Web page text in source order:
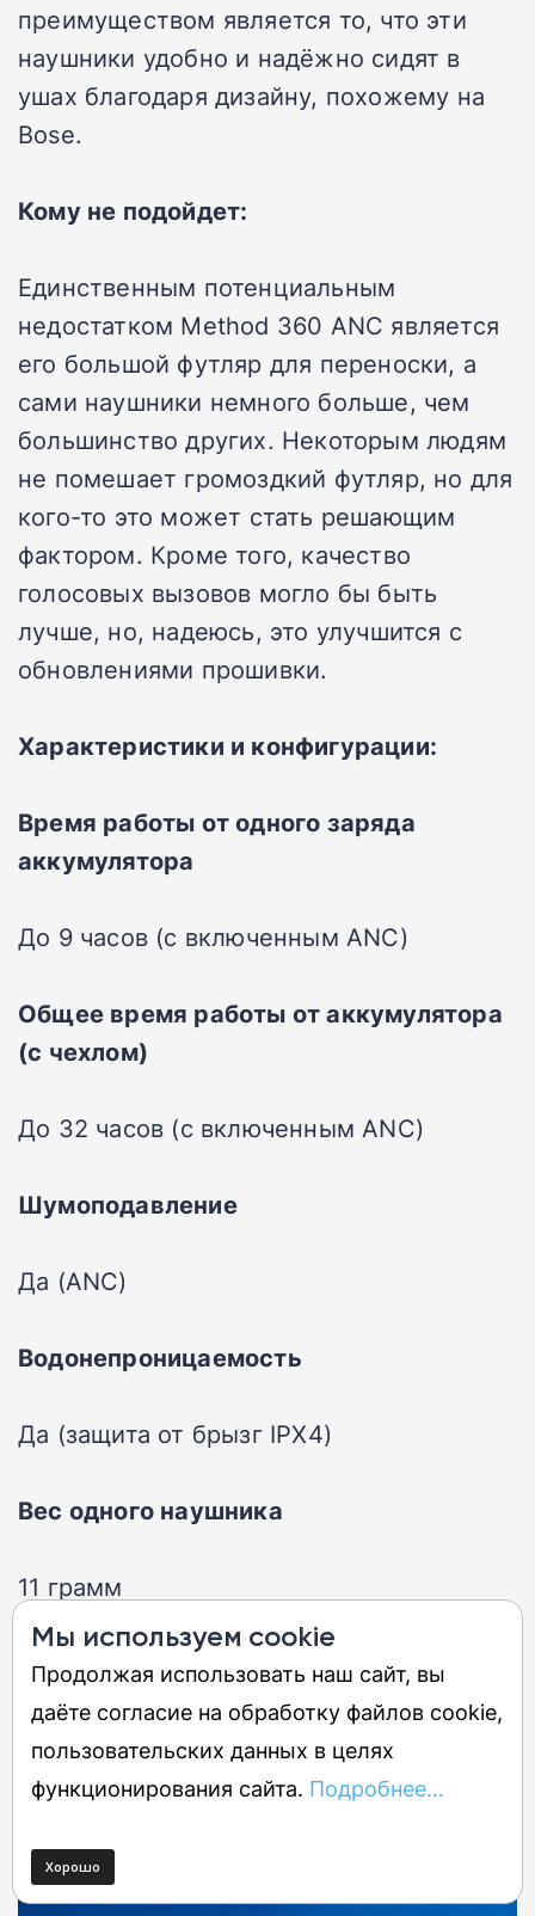
преимуществом является то, что эти
наушники удобно и надёжно сидят в
ушах благодаря дизайну, похожему на
Bose.
Кому не подойдет:
Единственным потенциальным
недостатком Method 360 ANC является
его большой футляр для переноски, а
сами наушники немного больше, чем
большинство других. Некоторым людям
не помешает громоздкий футляр, но для
кого-то это может стать решающим
фактором. Кроме того, качество
голосовых вызовов могло бы быть
лучше, но, надеюсь, это улучшится с
обновлениями прошивки.
Характеристики и конфигурации:
Время работы от одного заряда
аккумулятора
До 9 часов (с включенным ANC)
Общее время работы от аккумулятора
(с чехлом)
До 32 часов (с включенным ANC)
Шумоподавление
Да (ANC)
Водонепроницаемость
Да (защита от брызг IPX4)
Вес одного наушника
11 грамм
Размер футляра:
5,5 x 1,8 x 1,5 дюйма
для iPhone
Мы используем cookie
Продолжая использовать наш сайт, вы
даёте согласие на обработку файлов cookie,
пользовательских данных в целях
функционирования сайта. Подробнее...